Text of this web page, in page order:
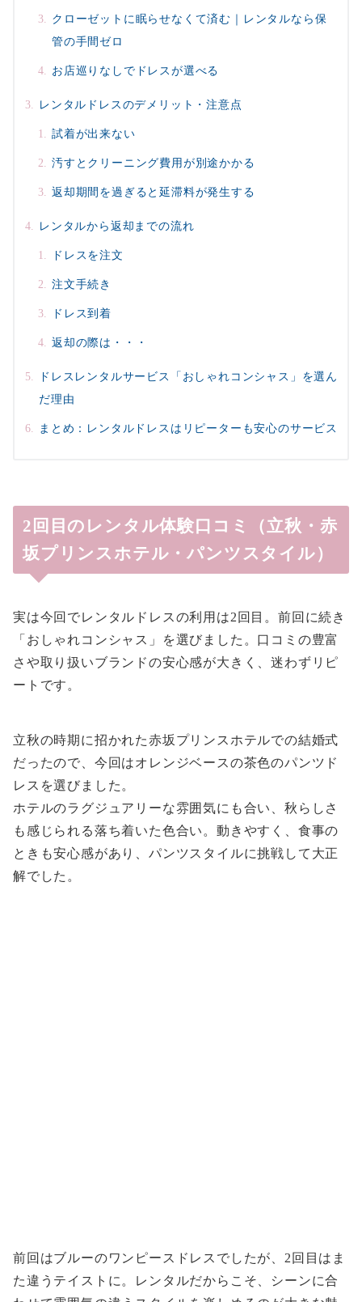
クローゼットに眠らせなくて済む｜レンタルなら保
管の手間ゼロ
お店巡りなしでドレスが選べる
レンタルドレスのデメリット・注意点
試着が出来ない
汚すとクリーニング費用が別途かかる
返却期間を過ぎると延滞料が発生する
レンタルから返却までの流れ
ドレスを注文
注文手続き
ドレス到着
返却の際は・・・
ドレスレンタルサービス「おしゃれコンシャス」を選ん
だ理由
まとめ：レンタルドレスはリピーターも安心のサービス
2回目のレンタル体験口コミ（立秋・赤
坂プリンスホテル・パンツスタイル）
実は今回でレンタルドレスの利用は2回目。前回に続き
「おしゃれコンシャス」を選びました。口コミの豊富
さや取り扱いブランドの安心感が大きく、迷わずリピ
ートです。
立秋の時期に招かれた赤坂プリンスホテルでの結婚式
だったので、今回はオレンジベースの茶色のパンツド
レスを選びました。
ホテルのラグジュアリーな雰囲気にも合い、秋らしさ
も感じられる落ち着いた色合い。動きやすく、食事の
ときも安心感があり、パンツスタイルに挑戦して大正
解でした。
前回はブルーのワンピースドレスでしたが、2回目はま
た違うテイストに。レンタルだからこそ、シーンに合